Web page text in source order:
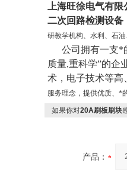
上海旺徐电气有限
二次回路检测设备
研教学机构、水利、石
公司拥有一支*
质量,重科学”的企
术，电子技术等高
服务理念，提供优质、*
如果你对20A刷板刷块
产品：